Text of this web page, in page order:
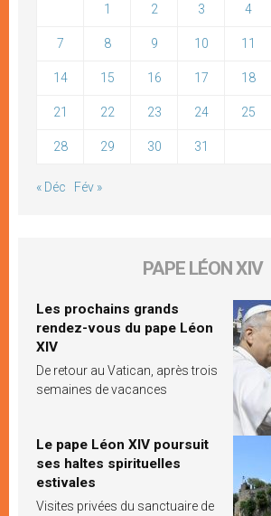
1 2 3 4
7 8 9 10 11
14 15 16 17 18
21 22 23 24 25
28 29 30 31
« Déc Fév »
PAPE LÉON XIV
Les prochains grands
rendez-vous du pape Léon
XIV
De retour au Vatican, après trois
semaines de vacances
Le pape Léon XIV poursuit
ses haltes spirituelles
estivales
Visites privées du sanctuaire de